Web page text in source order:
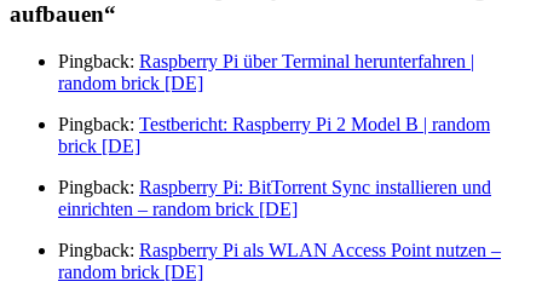
aufbauen“
Pingback: Raspberry Pi über Terminal herunterfahren |
random brick [DE]
Pingback: Testbericht: Raspberry Pi 2 Model B | random
brick [DE]
Pingback: Raspberry Pi: BitTorrent Sync installieren und
einrichten – random brick [DE]
Pingback: Raspberry Pi als WLAN Access Point nutzen –
random brick [DE]